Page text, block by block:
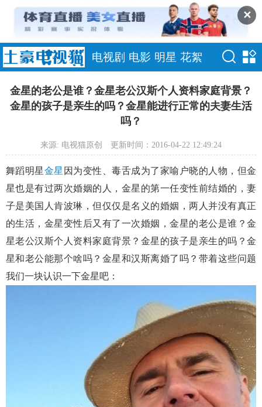
✕
电视剧 电影 明星 花絮
金星的老公是谁？金星老公汉斯个人资料家庭背景？
金星的孩子是亲生的吗？金星能进行正常的夫妻生活
吗？
来源: 电视猫原创 更新时间：2016-04-22 12:49:24
舞蹈明星金星 因为变性、毒舌成为了家喻户晓的人物，但金
星也是有过两次婚姻的人，金星的第一任变性前结婚的，妻
子是美国人肯波琳，但仅仅是名义的婚姻，两人并没有真正
的生活，金星变性后又有了一次婚姻，金星的老公是谁？金
星老公汉斯个人资料家庭背景？金星的孩子是亲生的吗？金
星和老公能那个啥吗？金星和汉斯离婚了吗？带着这些问题
我们一块认识一下金星吧：